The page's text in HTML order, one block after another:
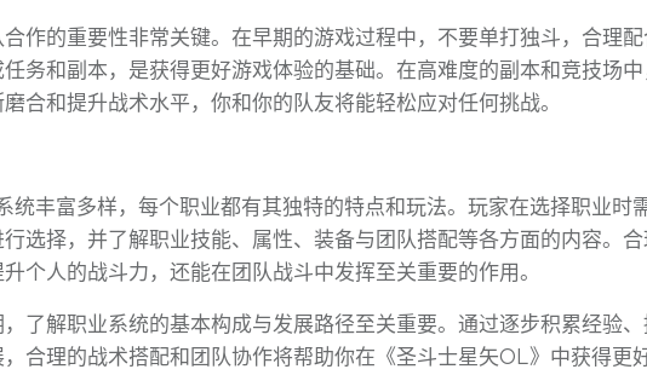
作的重要性非常关键。在早期的游戏过程中，不要单打独斗，合理
务和副本，是获得更好游戏体验的基础。在高难度的副本和竞技场中
合和提升战术水平，你和你的队友将能轻松应对任何挑战。
统丰富多样，每个职业都有其独特的特点和玩法。玩家在选择职业时
选择，并了解职业技能、属性、装备与团队搭配等各方面的内容。合
个人的战斗力，还能在团队战斗中发挥至关重要的作用。
了解职业系统的基本构成与发展路径至关重要。通过逐步积累经验、
合理的战术搭配和团队协作将帮助你在《圣斗士星矢OL》中获得更